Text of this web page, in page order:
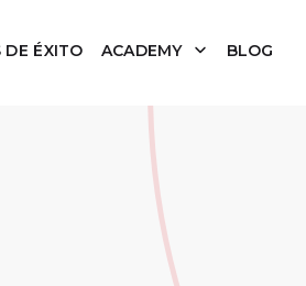
DE ÉXITO ACADEMY BLOG